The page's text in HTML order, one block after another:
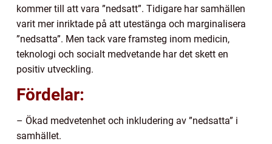
kommer till att vara ”nedsatt”. Tidigare har samhällen
varit mer inriktade på att utestänga och marginalisera
”nedsatta”. Men tack vare framsteg inom medicin,
teknologi och socialt medvetande har det skett en
positiv utveckling.
Fördelar:
– Ökad medvetenhet och inkludering av ”nedsatta” i
samhället.